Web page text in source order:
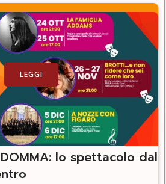
LEGGI
DOMMA: lo spettacolo dal